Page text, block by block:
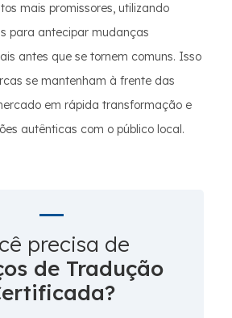
mais promissores, utilizando
para antecipar mudanças
antes que se tornem comuns. Isso
se mantenham à frente das
em rápida transformação e
autênticas com o público local.
precisa de
de Tradução